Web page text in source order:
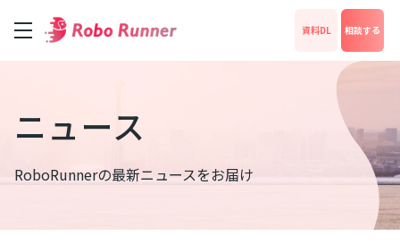
資料DL 相談する
ニュース
RoboRunnerの最新ニュースをお届け